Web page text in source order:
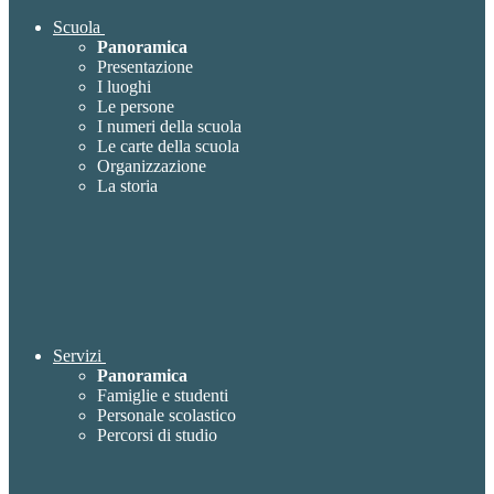
Scuola
Panoramica
Presentazione
I luoghi
Le persone
I numeri della scuola
Le carte della scuola
Organizzazione
La storia
Servizi
Panoramica
Famiglie e studenti
Personale scolastico
Percorsi di studio